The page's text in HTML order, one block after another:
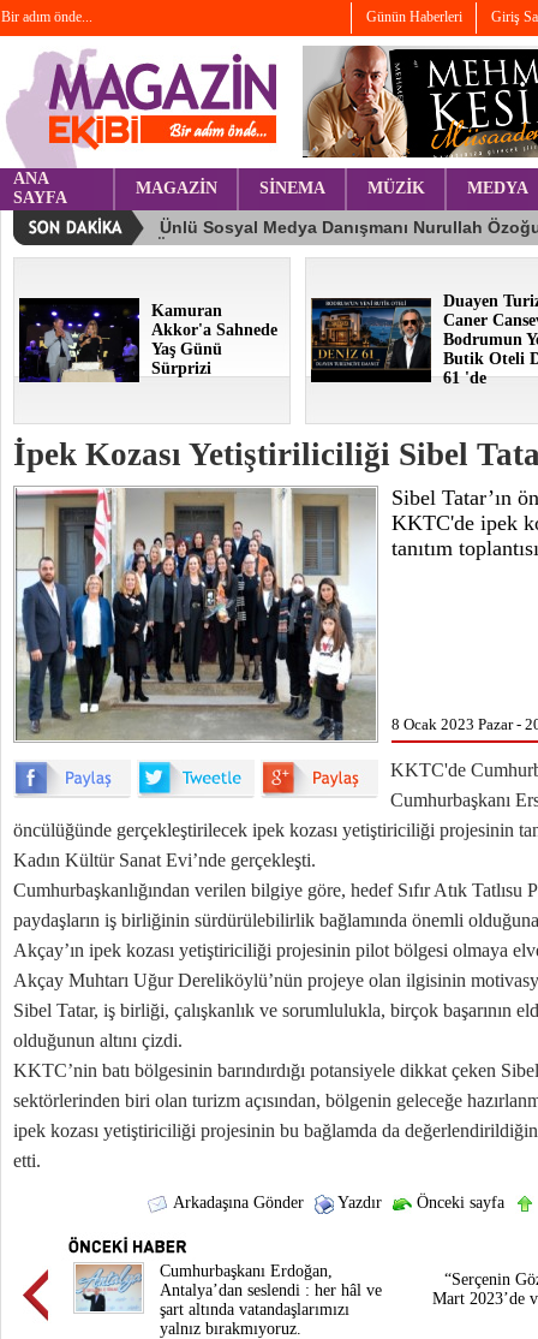
Bir adım önde... Günün Haberleri Giriş
ANA
SAYFA
MAGAZİN SİNEMA MÜZİK MEDYA
Kamuran
Akkor'a Sahnede
Yaş Günü
Sürprizi
Duayen
Caner
Bodrumun
Butik Oteli
61 'de
İpek Kozası Yetiştiriliciliği Sibel
Sibel Tatar’ın
KKTC'de ipek
tanıtım
8 Ocak 2023 Pazar -
KKTC'de
Cumhurbaşkanı
öncülüğünde gerçekleştirilecek ipek kozası yetiştiriciliği projesinin
Kadın Kültür Sanat Evi’nde gerçekleşti.
Cumhurbaşkanlığından verilen bilgiye göre, hedef Sıfır Atık Tatlısu
paydaşların iş birliğinin sürdürülebilirlik bağlamında önemli
Akçay’ın ipek kozası yetiştiriciliği projesinin pilot bölgesi olmaya
Akçay Muhtarı Uğur Dereliköylü’nün projeye olan ilgisinin
Sibel Tatar, iş birliği, çalışkanlık ve sorumlulukla, birçok başarının
olduğunun altını çizdi.
KKTC’nin batı bölgesinin barındırdığı potansiyele dikkat çeken
sektörlerinden biri olan turizm açısından, bölgenin geleceğe
ipek kozası yetiştiriciliği projesinin bu bağlamda da
etti.
Arkadaşına Gönder Yazdır Önceki sayfa
Cumhurbaşkanı Erdoğan,
Antalya’dan seslendi : her hâl ve
şart altında vatandaşlarımızı
yalnız bırakmıyoruz.
“Serçenin
Mart 2023’de